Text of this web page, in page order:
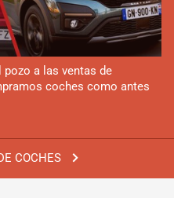
COCHES
a las ventas de
coches como antes